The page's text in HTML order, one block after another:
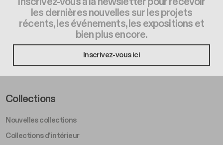
les dernières nouvelles sur les projets
récents, les événements, les expositions et
bien plus encore.
Inscrivez-vous ici
Footer Left Middle A
Collections
Nouvelles collections
Collections d'intérieur